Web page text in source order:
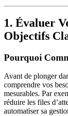
1. Évaluer
Objectifs
Pourquoi
Avant de plonger
comprendre vos
mesurables. Par
réduire les files
automatiser sa